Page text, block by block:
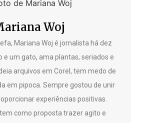
Woj
Mariana Woj é jornalista há dez
e um gato, ama plantas, seriados e
arquivos em Corel, tem medo de
em pipoca. Sempre gostou de unir
experiências positivas.
como proposta trazer agito e